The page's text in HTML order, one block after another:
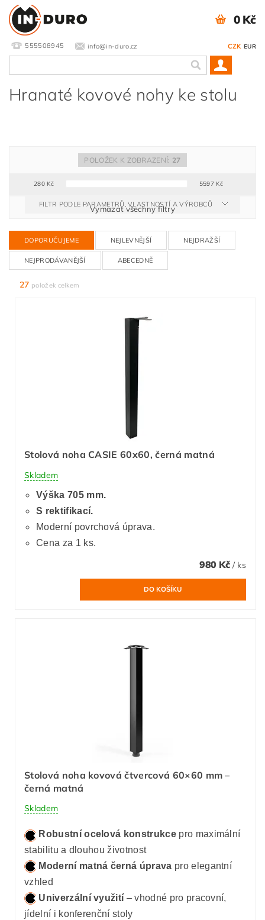
555508945 info@in-duro.cz CZK EUR
0 Kč
Hranaté kovové nohy ke stolu
280Kč 5597 Kč
POLOŽEK K ZOBRAZENÍ: 27
FILTR PODLE PARAMETRŮ, VLASTNOSTÍ A VÝROBCŮ
Vymazat všechny filtry
DOPORUČUJEME NEJLEVNĚJŠÍ NEJDRAŽŠÍ
NEJPRODÁVANĚJŠÍ ABECEDNĚ
27 položek celkem
Stolová noha CASIE 60x60, černá matná
Skladem
Výška 705 mm.
S rektifikací.
Moderní povrchová úprava.
Cena za 1 ks.
980 Kč / ks
Stolová noha kovová čtvercová 60×60 mm –
černá matná
Skladem
Robustní ocelová konstrukcepro maximální
stabilitu a dlouhou životnost
Moderní matná černá úprava pro elegantní
vzhled
Univerzální využití – vhodné pro pracovní,
jídelní i konferenční stoly